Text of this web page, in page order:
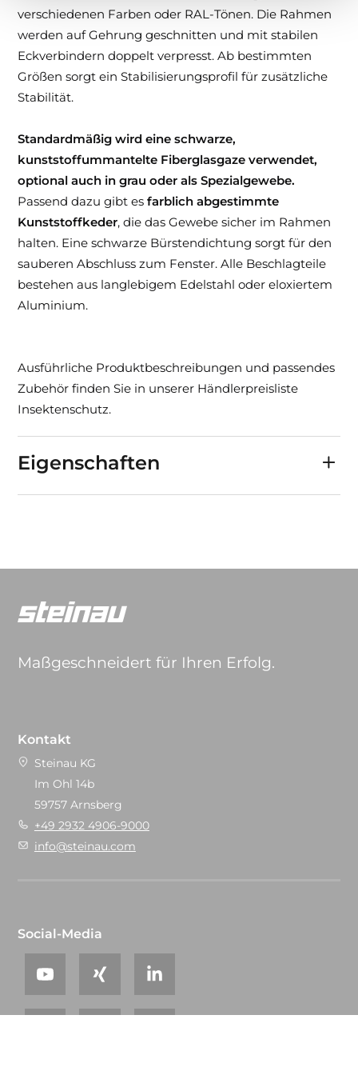
verschiedenen Farben oder RAL-Tönen. Die Rahmen
werden auf Gehrung geschnitten und mit stabilen
Eckverbindern doppelt verpresst. Ab bestimmten
Größen sorgt ein Stabilisierungsprofil für zusätzliche
Stabilität.
Standardmäßig wird eine schwarze,
kunststoffummantelte Fiberglasgaze verwendet,
optional auch in grau oder als Spezialgewebe.
Passend dazu gibt es farblich abgestimmte
Kunststoffkeder, die das Gewebe sicher im Rahmen
halten. Eine schwarze Bürstendichtung sorgt für den
sauberen Abschluss zum Fenster. Alle Beschlagteile
bestehen aus langlebigem Edelstahl oder eloxiertem
Aluminium.
Ausführliche Produktbeschreibungen und passendes
Zubehör finden Sie in unserer Händlerpreisliste
Insektenschutz.
Eigenschaften
Maßgeschneidert für Ihren Erfolg.
Kontakt
Steinau KG
Im Ohl 14b
59757 Arnsberg
+49 2932 4906-9000
info@steinau.com
Social-Media